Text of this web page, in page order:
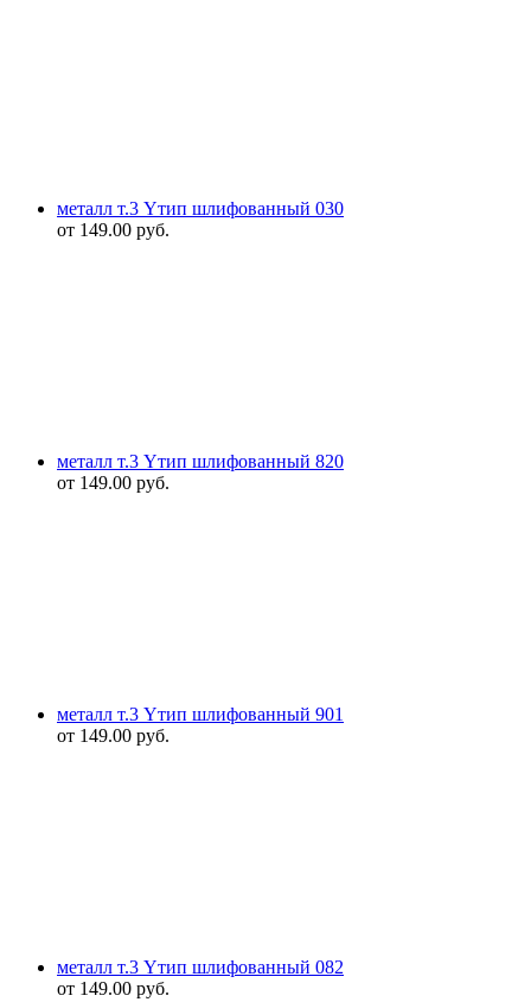
металл т.3 Yтип шлифованный 030
от 149.00 руб.
металл т.3 Yтип шлифованный 820
от 149.00 руб.
металл т.3 Yтип шлифованный 901
от 149.00 руб.
металл т.3 Yтип шлифованный 082
от 149.00 руб.